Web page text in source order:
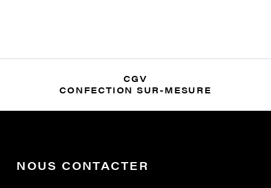
CGV
CONFECTION SUR-MESURE
NOUS CONTACTER